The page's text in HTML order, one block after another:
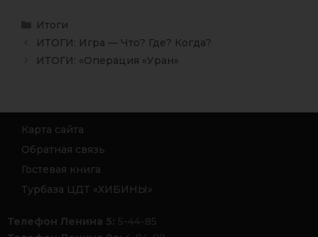
Итоги
ИТОГИ: Игра — Что? Где? Когда?
ИТОГИ: «Операция «Уран»
Карта сайта
Обратная связь
Гостевая книга
Турбаза ЦДТ «ХИБИНЫ»
Телефон Ленина 5: 5-44-85